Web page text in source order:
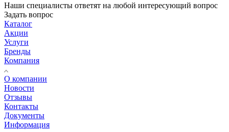
Наши специалисты ответят на любой интересующий вопрос
Задать вопрос
Каталог
Акции
Услуги
Бренды
Компания
О компании
Новости
Отзывы
Контакты
Документы
Информация